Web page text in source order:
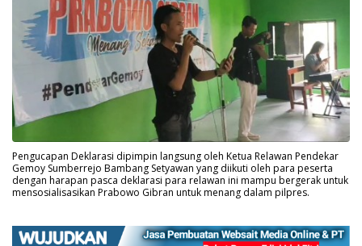
Pengucapan Deklarasi dipimpin langsung oleh Ketua Relawan Pendekar
Gemoy Sumberrejo Bambang Setyawan yang diikuti oleh para peserta
dengan harapan pasca deklarasi para relawan ini mampu bergerak untuk
mensosialisasikan Prabowo Gibran untuk menang dalam pilpres.